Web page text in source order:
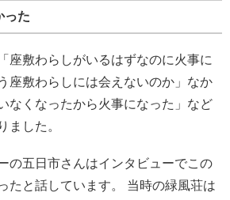
った
座敷わらしがいるはずなのに火事に
座敷わらしには会えないのか」なか
なくなったから火事になった」など
ました。
の五日市さんはインタビューでこの
たと話しています。 当時の緑風荘は